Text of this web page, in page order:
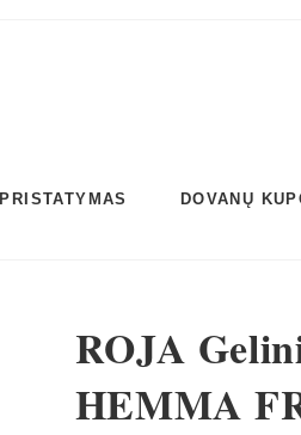
PRISTATYMAS DOVANŲ
ROJA
HEMMA